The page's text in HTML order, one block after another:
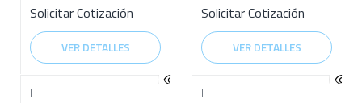
Solicitar Cotización
VER DETALLES
Solicitar Cotización
VER DETALLES
| |